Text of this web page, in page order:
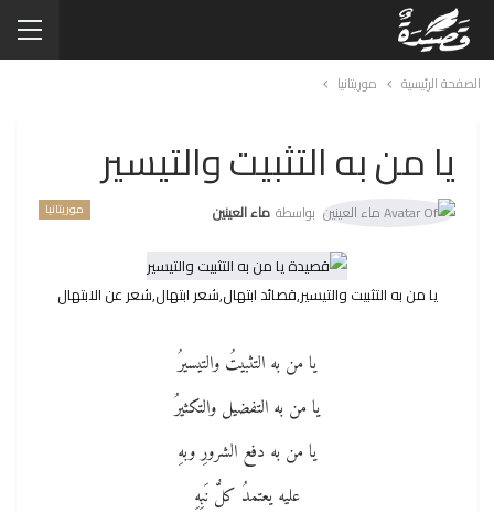
الصفحة الرئيسية موريتانيا
يا من به التثبيت والتيسير
موريتانيا بواسطة ماء العينين
يا من به التثبيت والتيسير,قصائد ابتهال,شعر ابتهال,شعر عن الابتهال
يا من به التثبيتُ والتيسيرُ
يا من به التفضيل والتكثيرُ
يا من به دفع الشرورِ وبهِ
عليه يعتمدُ كلُّ نَبِهِ